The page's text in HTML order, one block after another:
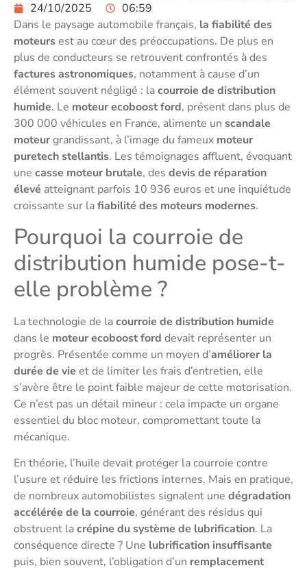
24/10/2025
06:59
Dans le paysage automobile français, la fiabilité des
moteursest au cœur des préoccupations. De plus en
plus de conducteurs se retrouvent confrontés à des
factures astronomiques, notamment à cause d’un
élément souvent négligé : lacourroie de distribution
humide. Le moteur ecoboost ford, présent dans plus de
300 000 véhicules en France, alimente un scandale
moteurgrandissant, à l’image du fameux moteur
puretech stellantis. Les témoignages affluent, évoquant
une casse moteur brutale, des devis de réparation
élevé atteignant parfois 10 936 euros et une inquiétude
croissante sur lafiabilité des moteurs modernes.
Pourquoi la courroie de
distribution humide pose-t-
elle problème ?
La technologie de lacourroie de distribution humide
dans le moteur ecoboost ford devait représenter un
progrès. Présentée comme un moyen d’améliorer la
durée de vie et de limiter les frais d’entretien, elle
s’avère être le point faible majeur de cette motorisation.
Ce n’est pas un détail mineur : cela impacte un organe
essentiel du bloc moteur, compromettant toute la
mécanique.
En théorie, l’huile devait protéger la courroie contre
l’usure et réduire les frictions internes. Mais en pratique,
de nombreux automobilistes signalent une dégradation
accélérée de la courroie, générant des résidus qui
obstruent lacrépine du système de lubrification. La
conséquence directe ? Une lubrification insuffisante
puis, bien souvent, l’obligation d’un remplacement